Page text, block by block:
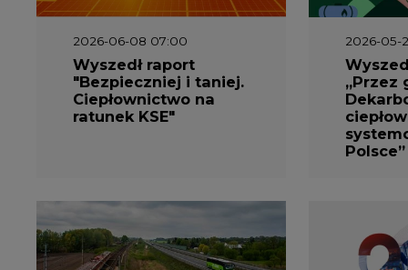
2026-06-08 07:00
Wyszedł raport
"Bezpieczniej i taniej.
Ciepłownictwo na
ratunek KSE"
2026-05-
„Przez
Polsce”